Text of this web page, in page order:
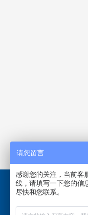
关于我们
请您留言
感谢您的关注，当前客
线，请填写一下您的信
尽快和您联系。